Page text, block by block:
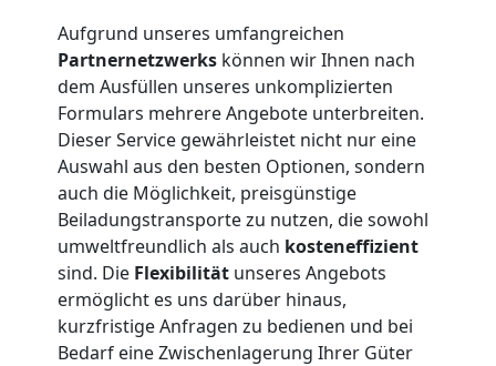
Aufgrund unseres umfangreichen
Partnernetzwerks können wir Ihnen nach
dem Ausfüllen unseres unkomplizierten
Formulars mehrere Angebote unterbreiten.
Dieser Service gewährleistet nicht nur eine
Auswahl aus den besten Optionen, sondern
auch die Möglichkeit, preisgünstige
Beiladungstransporte zu nutzen, die sowohl
umweltfreundlich als auch kosteneffizient
sind. Die Flexibilität unseres Angebots
ermöglicht es uns darüber hinaus,
kurzfristige Anfragen zu bedienen und bei
Bedarf eine Zwischenlagerung Ihrer Güter
Traun
Möbeltransport
Traun
Beiladung
Traun